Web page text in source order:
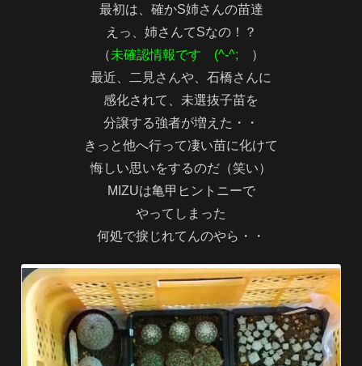
最初は、確かS姉さんの苗達
えっ、姉さんてSなの！？
（未確認情報です (^-^; ）
最近、二見さんや、石橋さんに
感化されて、未選抜子苗を
分譲する強者が増えた・・
きっと他へ行って凄い苗に化けて
悔しい思いをするのだ（笑い）
MIZUは亀甲ヒントニーで
やってしまった
何処で捩じれてんのやら・・